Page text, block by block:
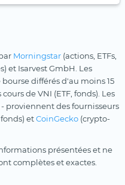
Morningstar (actions, ETFs,
et Isarvest GmbH. Les
différés d'au moins 15
de VNI (ETF, fonds). Les
proviennent des fournisseurs
fonds) etCoinGecko (crypto-
présentées et ne
complètes et exactes.